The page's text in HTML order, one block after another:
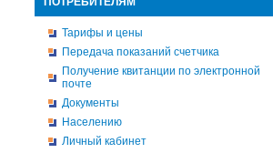
Тарифы и цены
Передача показаний счетчика
Получение квитанции по электронной
почте
Документы
Населению
Личный кабинет